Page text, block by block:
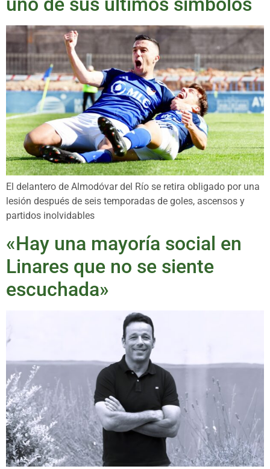
El delantero de Almodóvar del Río se retira obligado por una
lesión después de seis temporadas de goles, ascensos y
partidos inolvidables
«Hay una mayoría social en
Linares que no se siente
escuchada»